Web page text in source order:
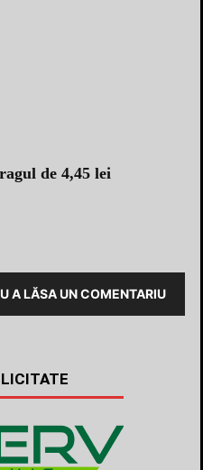
de 4,45 lei
A LĂSA UN COMENTARIU